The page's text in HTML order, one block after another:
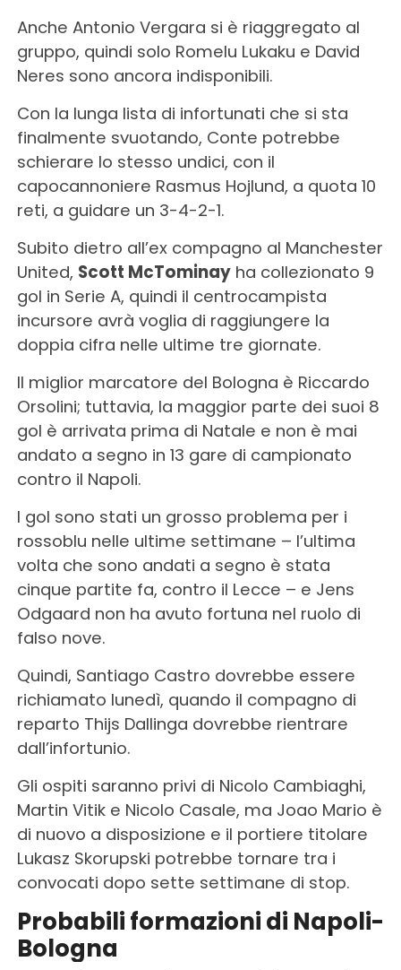
Anche Antonio Vergara si è riaggregato al
gruppo, quindi solo Romelu Lukaku e David
Neres sono ancora indisponibili.
Con la lunga lista di infortunati che si sta
finalmente svuotando, Conte potrebbe
schierare lo stesso undici, con il
capocannoniere Rasmus Hojlund, a quota 10
reti, a guidare un 3-4-2-1.
Subito dietro all’ex compagno al Manchester
United, Scott McTominayha collezionato 9
gol in Serie A, quindi il centrocampista
incursore avrà voglia di raggiungere la
doppia cifra nelle ultime tre giornate.
Il miglior marcatore del Bologna è Riccardo
Orsolini; tuttavia, la maggior parte dei suoi 8
gol è arrivata prima di Natale e non è mai
andato a segno in 13 gare di campionato
contro il Napoli.
I gol sono stati un grosso problema per i
rossoblu nelle ultime settimane – l’ultima
volta che sono andati a segno è stata
cinque partite fa, contro il Lecce – e Jens
Odgaard non ha avuto fortuna nel ruolo di
falso nove.
Quindi, Santiago Castro dovrebbe essere
richiamato lunedì, quando il compagno di
reparto Thijs Dallinga dovrebbe rientrare
dall’infortunio.
Gli ospiti saranno privi di Nicolo Cambiaghi,
Martin Vitik e Nicolo Casale, ma Joao Mario è
di nuovo a disposizione e il portiere titolare
Lukasz Skorupski potrebbe tornare tra i
convocati dopo sette settimane di stop.
Probabili formazioni di Napoli-
Bologna